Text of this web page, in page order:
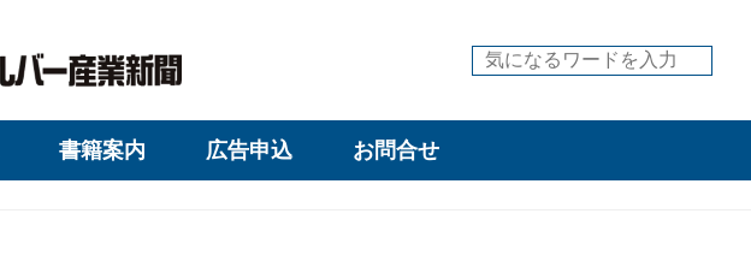
書籍案内 広告申込 お問合せ